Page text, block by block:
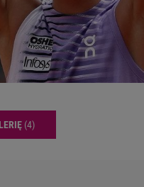
(4)